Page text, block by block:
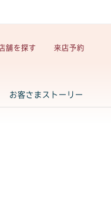
舗を探す 来店予約
お客さまストーリー